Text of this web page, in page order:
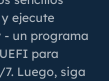
ejecute
- un programa
para
Luego, siga